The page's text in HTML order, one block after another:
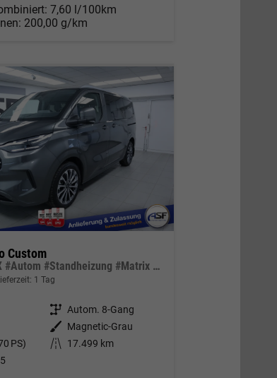
7,60 l/100km
200,00 g/km
Custom
L1 Titanium X #Autom #Standheizung #Matrix LED #B&O Sound #ACC #AHK
1 Tag
Getriebe Autom. 8-Gang
Außenfarbe
Magnetic-Grau
PS) Kilometerstand
17.499 km